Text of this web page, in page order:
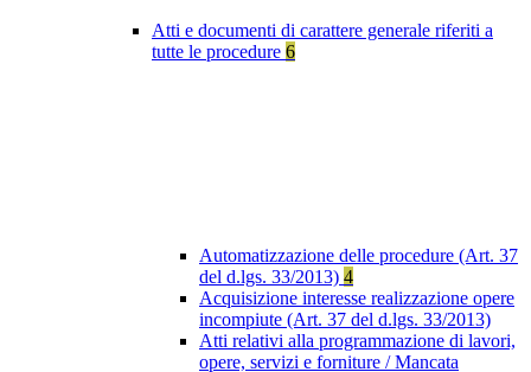
Atti e documenti di carattere generale riferiti a
tutte le procedure 6
Automatizzazione delle procedure (Art. 37
del d.lgs. 33/2013) 4
Acquisizione interesse realizzazione opere
incompiute (Art. 37 del d.lgs. 33/2013)
Atti relativi alla programmazione di lavori,
opere, servizi e forniture / Mancata